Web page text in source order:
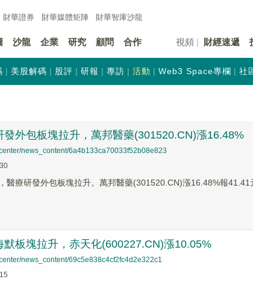
財華證券 財華媒體矩陣 財華智庫沙龍
沙龍 企業 研究 顧問 合作 視頻 財經速遞
美股解碼 股評 研報 專訪 活動 Web3 Space專欄 社
發外包板塊拉升，萬邦醫藥(301520.CN)漲16.48%
news_content/6a4b133ca70033f52b08e823
醫療研發外包板塊拉升。萬邦醫藥(301520.CN)漲16.48%報
默板塊拉升，赤天化(600227.CN)漲10.05%
news_content/69c5e838c4cf2fc4d2e322c1